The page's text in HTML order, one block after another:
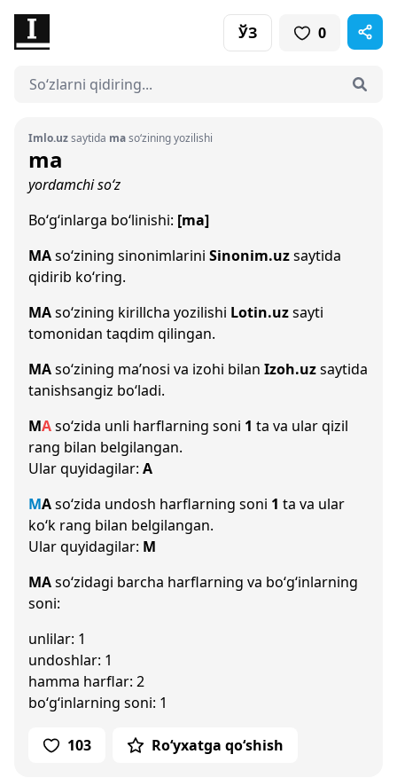
ЎЗ 0
Imlo.uzsaytida maso‘zining yozilishi
ma
yordamchi so‘z
Bo‘g‘inlarga bo‘linishi: [ma]
MAso‘zining sinonimlarini Sinonim.uzsaytida
qidirib ko‘ring.
МАso‘zining kirillcha yozilishi Lotin.uzsayti
tomonidan taqdim qilingan.
MAso‘zining ma’nosi va izohi bilan Izoh.uzsaytida
tanishsangiz bo‘ladi.
MAso‘zida unli harflarning soni 1 ta va ular qizil
rang bilan belgilangan.
Ular quyidagilar: A
MAso‘zida undosh harflarning soni 1 ta va ular
ko‘k rang bilan belgilangan.
Ular quyidagilar: M
MAso‘zidagi barcha harflarning va bo‘g‘inlarning
soni:
unlilar: 1
undoshlar: 1
hamma harflar: 2
bo‘g‘inlarning soni: 1
103 Ro‘yxatga qo‘shish